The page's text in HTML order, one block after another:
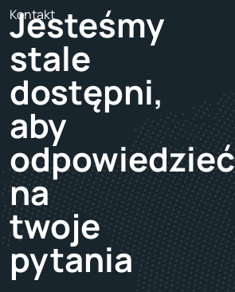
Kontakt
Jesteśmy
stale
dostępni,
aby
odpowiedzieć
na
twoje
pytania